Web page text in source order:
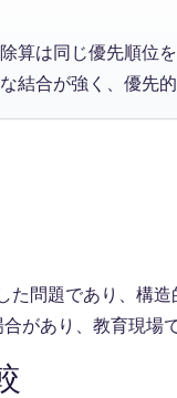
算は同じ優先順位
結合が強く、優先
問題であり、構
があり、教育現場